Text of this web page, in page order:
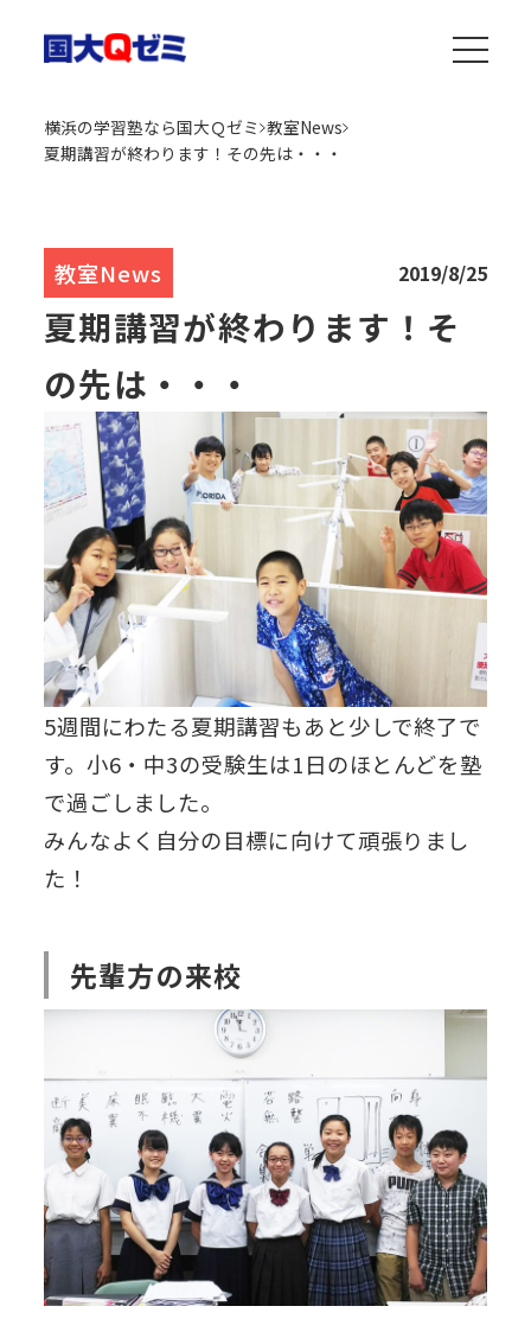
横浜の学習塾なら国大Ｑゼミ 教室News
夏期講習が終わります！その先は・・・
教室News 2019/8/25
夏期講習が終わります！そ
の先は・・・
5週間にわたる夏期講習もあと少しで終了で
す。小6・中3の受験生は1日のほとんどを塾
で過ごしました。
みんなよく自分の目標に向けて頑張りまし
た！
先輩方の来校